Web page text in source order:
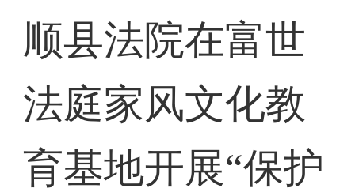
顺县法院在富世
法庭家风文化教
育基地开展“保护